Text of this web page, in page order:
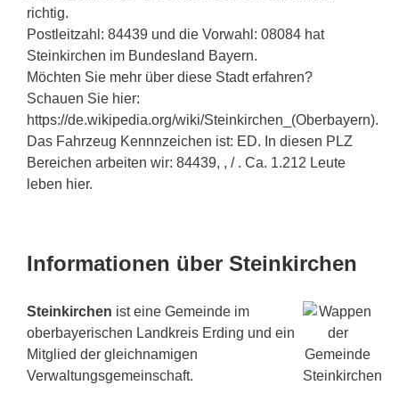
richtig.
Postleitzahl: 84439 und die Vorwahl: 08084 hat
Steinkirchen im Bundesland Bayern.
Möchten Sie mehr über diese Stadt erfahren?
Schauen Sie hier:
https://de.wikipedia.org/wiki/Steinkirchen_(Oberbayern).
Das Fahrzeug Kennnzeichen ist: ED. In diesen PLZ
Bereichen arbeiten wir: 84439, , / . Ca. 1.212 Leute
leben hier.
Informationen über Steinkirchen
Steinkirchen ist eine Gemeinde im
oberbayerischen Landkreis Erding und ein
Mitglied der gleichnamigen
Verwaltungsgemeinschaft.